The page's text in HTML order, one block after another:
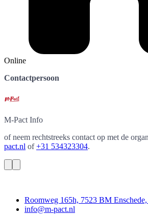
Online
Contactpersoon
M-Pact Info
of neem rechtstreeks contact op met de
pact.nl of +31 534323304.
Roomweg 165h, 7523 BM
info@m-pact.nl